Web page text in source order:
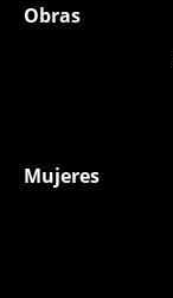
Obras
Mujeres